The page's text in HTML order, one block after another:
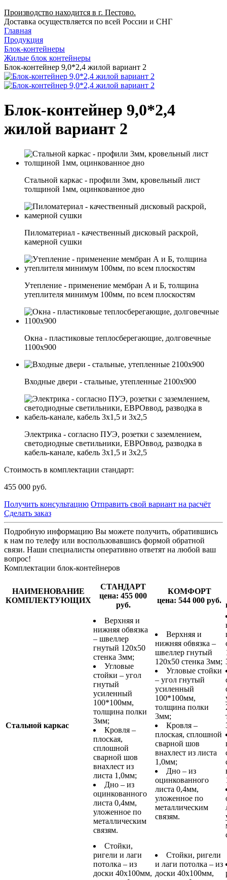
Производство находится в г. Пестово.
Доставка осуществляется по всей России и СНГ
Главная
Продукция
Блок-контейнеры
Жилые блок контейнеры
Блок-контейнер 9,0*2,4 жилой вариант 2
Блок-контейнер 9,0*2,4
жилой вариант 2
Стальной каркас - профили 3мм, кровельный лист
толщиной 1мм, оцинкованное дно
Пиломатериал - качественный дисковый раскрой,
камерной сушки
Утепление - применение мембран А и Б, толщина
утеплителя минимум 100мм, по всем плоскостям
Окна - пластиковые теплосберегающие, долговечные
1100х900
Входные двери - стальные, утепленные 2100х900
Электрика - согласно ПУЭ, розетки с заземлением,
светодиодные светильники, ЕВРОввод, разводка в
кабель-канале, кабель 3х1,5 и 3х2,5
Стоимость в комплектации стандарт:
455 000 руб.
Получить консультацию Отправить свой вариант на расчёт
Сделать заказ
Подробную информацию Вы можете получить, обратившись
к нам по телефу или воспользовавшись формой обратной
связи. Наши специалисты оперативно ответят на любой ваш
вопрос!
Комплектации блок-контейнеров
НАИМЕНОВАНИЕ
КОМПЛЕКТУЮЩИХ
СТАНДАРТ
цена: 455 000
руб.
КОМФОРТ
цена: 544 000 руб.
Стальной каркас
Верхняя и
нижняя обвязка
– швеллер
гнутый 120х50
стенка 3мм;
Угловые
стойки – угол
гнутый
усиленный
100*100мм,
толщина полки
3мм;
Кровля –
плоская,
сплошной
сварной шов
внахлест из
листа 1,0мм;
Дно – из
оцинкованного
листа 0,4мм,
уложенное по
металлическим
связям.
Верхняя и
нижняя обвязка –
швеллер гнутый
120х50 стенка 3мм;
Угловые стойки
– угол гнутый
усиленный
100*100мм,
толщина полки
3мм;
Кровля –
плоская, сплошной
сварной шов
внахлест из листа
1,0мм;
Дно – из
оцинкованного
листа 0,4мм,
уложенное по
металлическим
связям.
Стойки,
ригели и лаги
потолка – из
доски 40х100мм,
Стойки, ригели
и лаги потолка – из
доски 40х100мм,